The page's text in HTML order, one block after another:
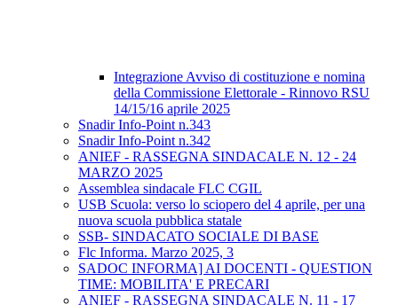
Integrazione Avviso di costituzione e nomina
della Commissione Elettorale - Rinnovo RSU
14/15/16 aprile 2025
Snadir Info-Point n.343
Snadir Info-Point n.342
ANIEF - RASSEGNA SINDACALE N. 12 - 24
MARZO 2025
Assemblea sindacale FLC CGIL
USB Scuola: verso lo sciopero del 4 aprile, per una
nuova scuola pubblica statale
SSB- SINDACATO SOCIALE DI BASE
Flc Informa. Marzo 2025, 3
SADOC INFORMA] AI DOCENTI - QUESTION
TIME: MOBILITA' E PRECARI
ANIEF - RASSEGNA SINDACALE N. 11 - 17